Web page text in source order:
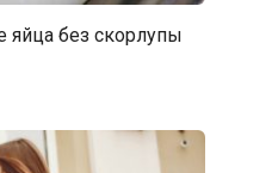
яйца без скорлупы